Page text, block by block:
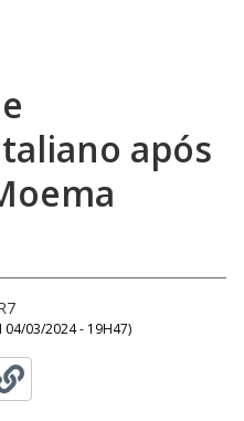
após
04/03/2024 - 19H47)